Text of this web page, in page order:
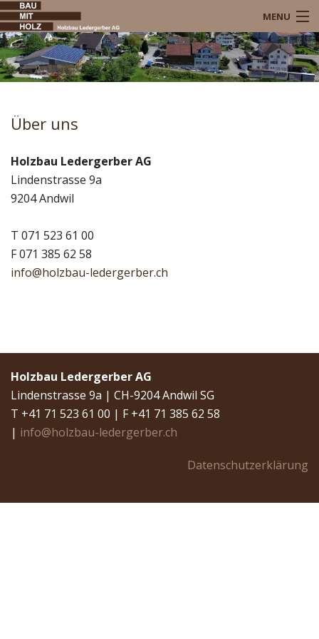
MENU
Home
Über uns
Für Sie
News
Kontakt
Über uns
Holzbau Ledergerber AG
Lindenstrasse 9a
9204 Andwil
T 071 523 61 00
F 071 385 62 58
info@holzbau-ledergerber.ch
Holzbau Ledergerber AG
Lindenstrasse 9a | CH-9204 Andwil SG
T +41 71 523 61 00 | F +41 71 385 62 58
| info@holzbau-ledergerber.ch
Datenschutzerklärung